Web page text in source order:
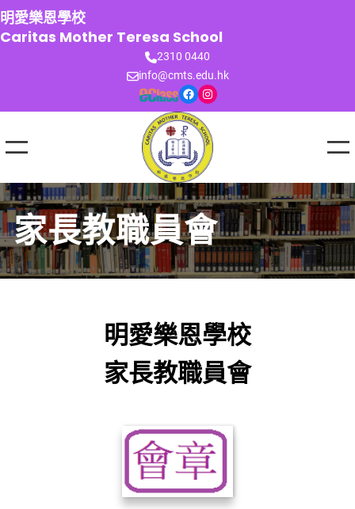
跳
至
主
明愛樂恩學校
Caritas Mother Teresa School
2310 0440
info@cmts.edu.hk
Facebook Instagram
家長教職員會
明愛樂恩學校
家長教職員會